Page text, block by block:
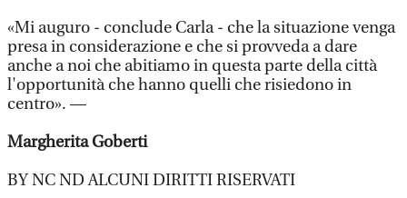
«Mi auguro - conclude Carla - che la situazione venga
presa in considerazione e che si provveda a dare
anche a noi che abitiamo in questa parte della città
l'opportunità che hanno quelli che risiedono in
centro». —
Margherita Goberti
BY NC ND ALCUNI DIRITTI RISERVATI